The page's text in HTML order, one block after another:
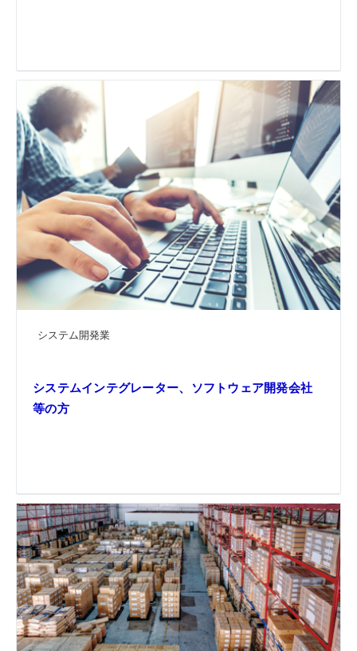
システム開発業
システムインテグレーター、ソフトウェア開発会社
等の方